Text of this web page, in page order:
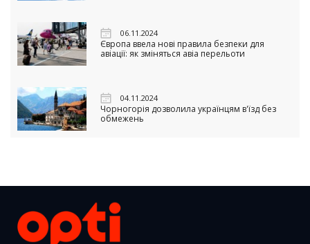
06.11.2024
Європа ввела нові правила безпеки для
авіації: як зміняться авіа перельоти
04.11.2024
Чорногорія дозволила українцям в'їзд без
обмежень